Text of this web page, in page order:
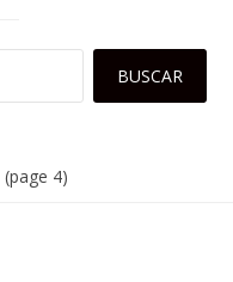
(page 4)